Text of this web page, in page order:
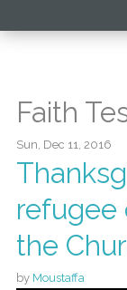
Faith
Sun, Dec 11, 2016
refugee
the
by Moustaffa